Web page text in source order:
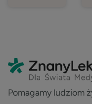
Pomagamy ludziom